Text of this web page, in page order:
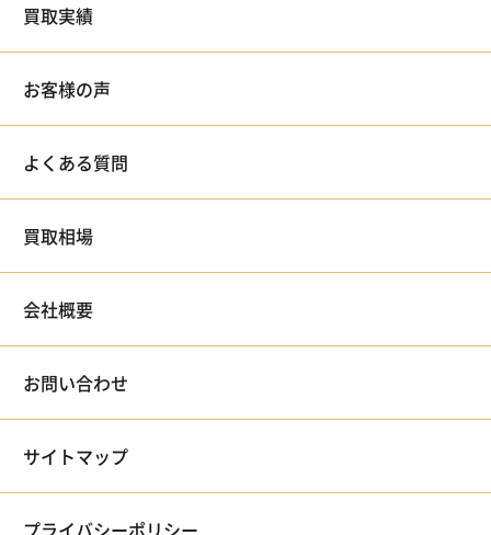
買取実績
お客様の声
よくある質問
買取相場
会社概要
お問い合わせ
サイトマップ
プライバシーポリシー